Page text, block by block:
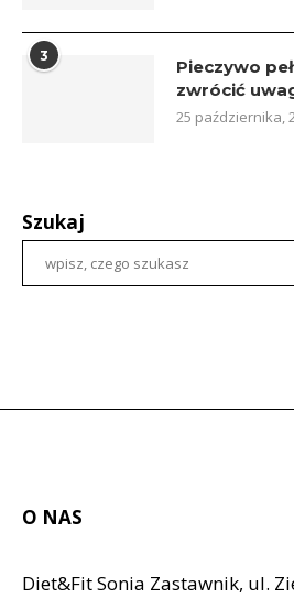
3
Pieczywo
zwrócić
25 października,
Szukaj
O NAS
Diet&Fit Sonia Zastawnik, ul.